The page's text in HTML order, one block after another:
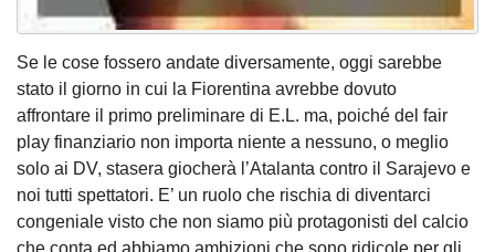
Se le cose fossero andate diversamente, oggi sarebbe
stato il giorno in cui la Fiorentina avrebbe dovuto
affrontare il primo preliminare di E.L. ma, poiché del fair
play finanziario non importa niente a nessuno, o meglio
solo ai DV, stasera giocherà l’Atalanta contro il Sarajevo e
noi tutti spettatori. E’ un ruolo che rischia di diventarci
congeniale visto che non siamo più protagonisti del calcio